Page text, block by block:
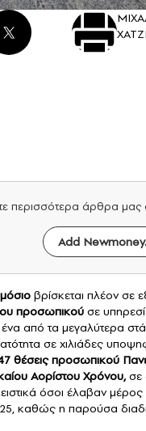
περισσότερα άρθρα
Add
βρίσκεται πλέον σε
προσωπικούσε
από τα μεγαλύτερα
σε χιλιάδες
θέσεις προσωπικού
Αορίστου Χρόνου,σε
όσοι έλαβαν
καθώς η παρούσα